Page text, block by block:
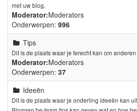
met uw blog.
Moderator:Moderators
Onderwerpen: 996
Tips
Dit is de plaats waar je terecht kan om
Moderator:Moderators
Onderwerpen: 37
Ideeën
Dit is de plaats waar je onderling ideeën kan